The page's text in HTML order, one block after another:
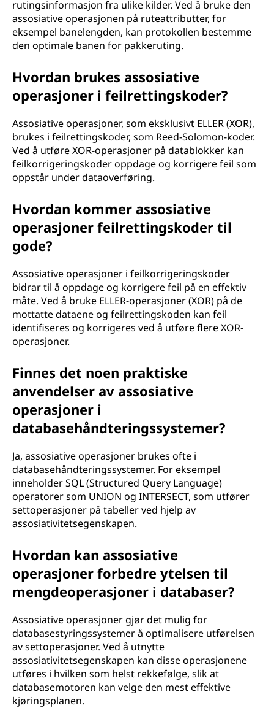
rutingsinformasjon fra ulike kilder. Ved å bruke den
assosiative operasjonen på ruteattributter, for
eksempel banelengden, kan protokollen bestemme
den optimale banen for pakkeruting.
Hvordan brukes assosiative
operasjoner i feilrettingskoder?
Assosiative operasjoner, som eksklusivt ELLER (XOR),
brukes i feilrettingskoder, som Reed-Solomon-koder.
Ved å utføre XOR-operasjoner på datablokker kan
feilkorrigeringskoder oppdage og korrigere feil som
oppstår under dataoverføring.
Hvordan kommer assosiative
operasjoner feilrettingskoder til
gode?
Assosiative operasjoner i feilkorrigeringskoder
bidrar til å oppdage og korrigere feil på en effektiv
måte. Ved å bruke ELLER-operasjoner (XOR) på de
mottatte dataene og feilrettingskoden kan feil
identifiseres og korrigeres ved å utføre flere XOR-
operasjoner.
Finnes det noen praktiske
anvendelser av assosiative
operasjoner i
databasehåndteringssystemer?
Ja, assosiative operasjoner brukes ofte i
databasehåndteringssystemer. For eksempel
inneholder SQL (Structured Query Language)
operatorer som UNION og INTERSECT, som utfører
settoperasjoner på tabeller ved hjelp av
assosiativitetsegenskapen.
Hvordan kan assosiative
operasjoner forbedre ytelsen til
mengdeoperasjoner i databaser?
Assosiative operasjoner gjør det mulig for
databasestyringssystemer å optimalisere utførelsen
av settoperasjoner. Ved å utnytte
assosiativitetsegenskapen kan disse operasjonene
utføres i hvilken som helst rekkefølge, slik at
databasemotoren kan velge den mest effektive
kjøringsplanen.